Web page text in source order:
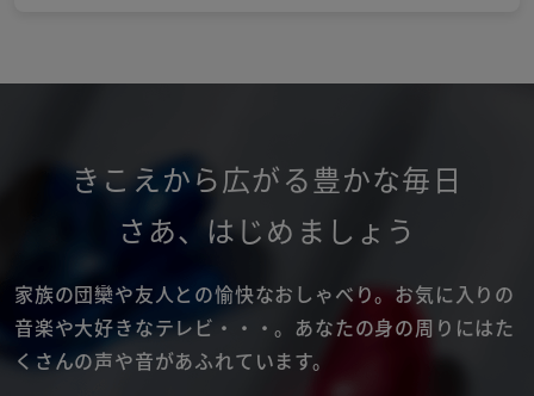
きこえから広がる豊かな毎日
さあ、 はじめましょう
家族の団欒や友人との愉快なおしゃべり。お気に入りの
音楽や大好きなテレビ・・・。 あなたの身の周りにはた
くさんの声や音があふれています。